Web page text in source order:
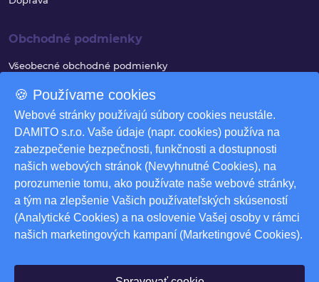
🍪 Používame cookies
Webové stránky používajú súbory cookies neustále.
DAMITO s.r.o. Vaše údaje (napr. cookies) používa na
zabezpečenie bezpečnosti, funkčnosti a dostupnosti
našich webových stránok (Nevyhnutné Cookies), na
porozumenie tomu, ako používate naše webové stránky,
a tým na zlepšenie Vašich používateľských skúseností
(Analytické Cookies) a na oslovenie Vašej osoby v rámci
našich marketingových kampaní (Marketingové Cookies).
Obchodné podmienky
Všeobecné obchodné podmienky
Reklamačný poriadok
Ochrana osobných údajov
Využívanie súborov cookies
Odstúpenie od zmluvy
Odstúpenie od zmluvy - formulár
Nastavenia cookies